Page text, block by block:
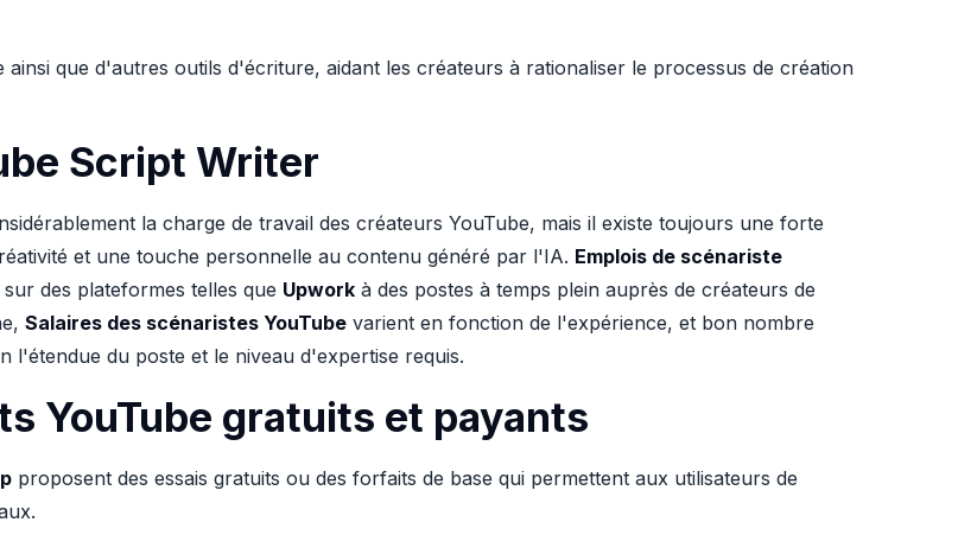
que d'autres outils d'écriture, aidant les créateurs à rationaliser le processus de création
Script Writer
la charge de travail des créateurs YouTube, mais il existe toujours une forte
et une touche personnelle au contenu généré par l'IA. Emplois de scénariste
des plateformes telles que Upwork à des postes à temps plein auprès de créateurs de
Salaires des scénaristes YouTube varient en fonction de l'expérience, et bon nombre
du poste et le niveau d'expertise requis.
YouTube gratuits et payants
proposent des essais gratuits ou des forfaits de base qui permettent aux utilisateurs de